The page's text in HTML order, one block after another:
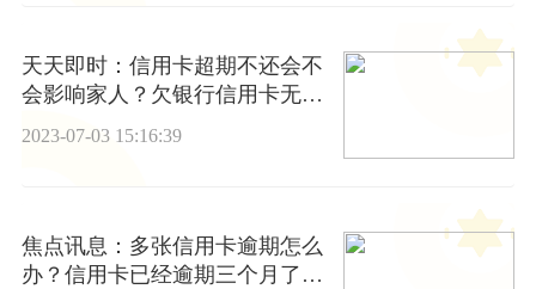
天天即时：信用卡超期不还会不
会影响家人？欠银行信用卡无力
2023-07-03 15:16:39
焦点讯息：多张信用卡逾期怎么
办？信用卡已经逾期三个月了怎